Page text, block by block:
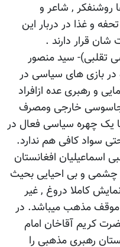
روشنفکر , شاعر و
و غذا در دربار این
قرار دارند .
تقلبی)- سید منصور
بازی های سیاسی در
و رهبری عده ازافراد
خارجی ومصرف
یک چهره سیاسی فعال در
سواد کافی هم ندارد.
اسماعیلیان افغانستان
چشمی و بی احیایی بحیث
کاملا دروغ , غیر
موقف مذهب میباشد. در
کریم آقاخان امام
رهبری مذهبی را